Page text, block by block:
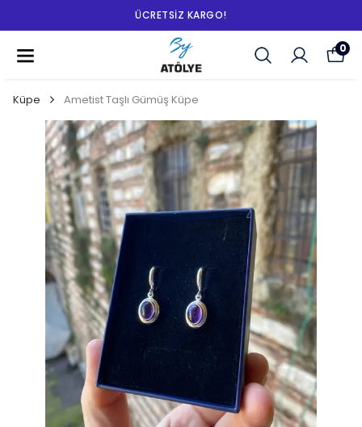
ÜCRETSIZ KARGO!
0
Küpe Ametist Taşlı Gümüş Küpe